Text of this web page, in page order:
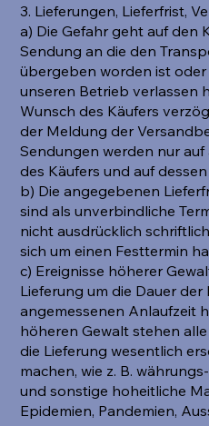
3. Lieferungen, Lieferfrist,
a) Die Gefahr geht auf den
Sendung an die den
übergeben worden ist
unseren Betrieb verlassen
Wunsch des Käufers
der Meldung der
Sendungen werden nur
des Käufers und auf
b) Die angegebenen
sind als unverbindliche
nicht ausdrücklich
sich um einen Festtermin
c) Ereignisse höherer
Lieferung um die Dauer
angemessenen Anlaufzeit
höheren Gewalt stehen
die Lieferung wesentlich
machen, wie z. B.
und sonstige hoheitliche
Epidemien, Pandemien,